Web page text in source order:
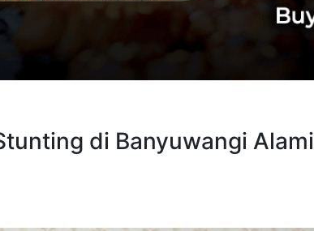
di Banyuwangi Alami